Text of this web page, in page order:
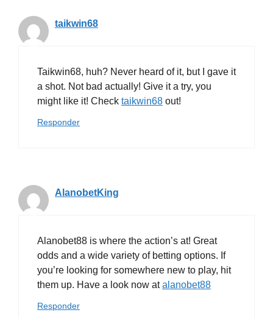
taikwin68
Taikwin68, huh? Never heard of it, but I gave it
a shot. Not bad actually! Give it a try, you
might like it! Check taikwin68 out!
Responder
AlanobetKing
Alanobet88 is where the action’s at! Great
odds and a wide variety of betting options. If
you’re looking for somewhere new to play, hit
them up. Have a look now atalanobet88
Responder